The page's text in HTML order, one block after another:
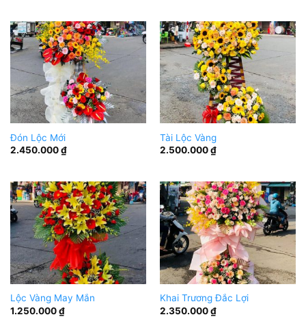
Đón Lộc Mới
2.450.000₫
Tài Lộc Vàng
2.500.000₫
Lộc Vàng May Mắn
1.250.000₫
Khai Trương Đắc Lợi
2.350.000₫